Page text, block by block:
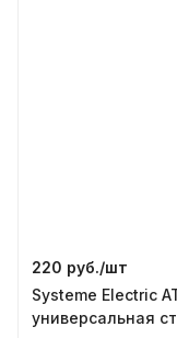
220 руб./шт
Systeme Electric
универсальная